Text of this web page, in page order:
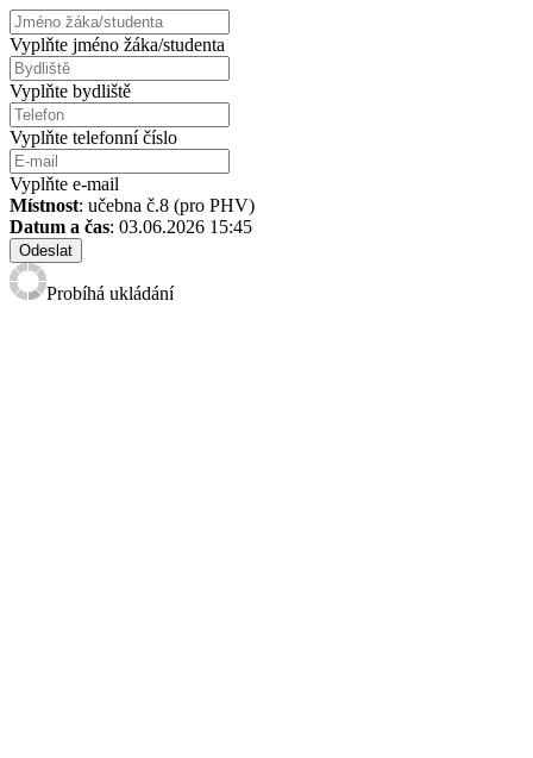
Vyplňte jméno žáka/studenta
Vyplňte bydliště
Vyplňte telefonní číslo
Vyplňte e-mail
Místnost: učebna č.8 (pro PHV)
Datum a čas: 03.06.2026 15:45
Odeslat
Probíhá ukládání